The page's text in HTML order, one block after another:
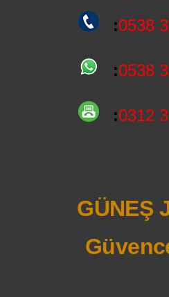
:0538
:0538
:0312
GÜNEŞ